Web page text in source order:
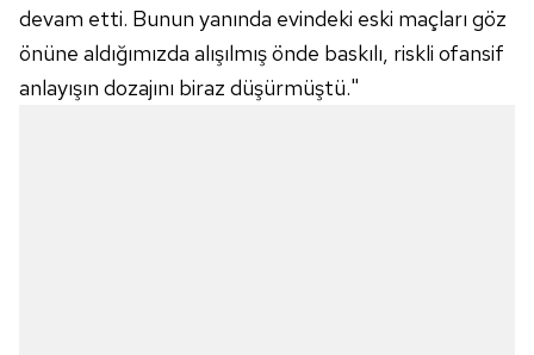
devam etti. Bunun yanında evindeki eski maçları göz
önüne aldığımızda alışılmış önde baskılı, riskli ofansif
anlayışın dozajını biraz düşürmüştü."